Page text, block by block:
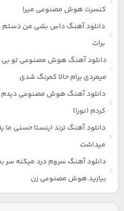
کنسرت هوش مصنوعی میرا
دانلود آهنگ داس بشی من دستم
برات
دانلود آهنگ هوش مصنوعی تو
میمردی برام حالا کمرنگ شدی
دانلود آهنگ هوش مصنوعی دیدم
کردم (نورا)
دانلود آهنگ ترند اینستا حسنی
میداشت
دانلود آهنگ سروم درد میکنه سر
بیارید هوش مصنوعی زن